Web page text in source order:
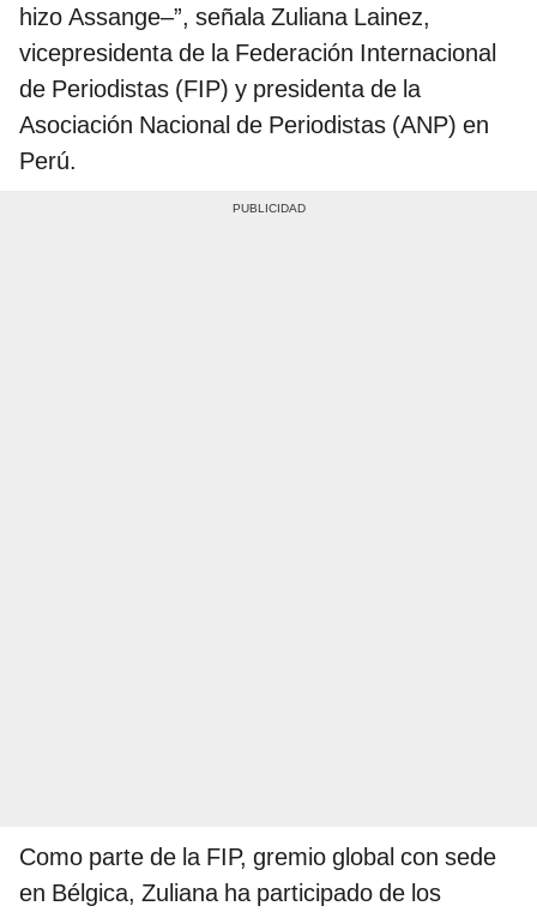
hizo Assange–”, señala Zuliana Lainez,
vicepresidenta de la Federación Internacional
de Periodistas (FIP) y presidenta de la
Asociación Nacional de Periodistas (ANP) en
Perú.
Como parte de la FIP, gremio global con sede
en Bélgica, Zuliana ha participado de los